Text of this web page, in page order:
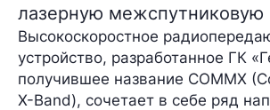
лазерную межспутниковую
Высокоскоростное
устройство, разработанное ГК
получившее название COMMX
X-Band), сочетает в себе ряд